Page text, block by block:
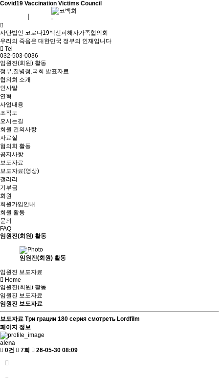
Covid19 Vaccination Victims Council
사단법인 코로나19백신피해자가족협의회
우리의 죽음은 대한민국 정부의 인재입니다
Tel
032-503-0036
임원진(회원) 활동
정부,질병청,국회 발표자료
협의회 소개
인사말
연혁
사업내용
조직도
오시는길
회원 건의사항
자료실
협의회 활동
공지사항
보도자료
보도자료(영상)
갤러리
기부금
회원
회원가입안내
회원 활동
문의
FAQ
임원진(회원) 활동
임원진(회원) 활동
임원진 보도자료
Home
임원진(회원) 활동
임원진 보도자료
임원진 보도자료
보도자료 Три грации 180 серия смотреть Lordfilm
페이지 정보
alena
0건
7회 26-05-30 08:09